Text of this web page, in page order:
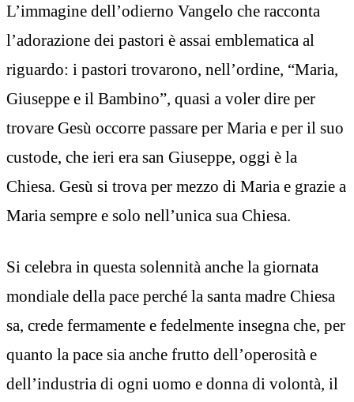
L’immagine dell’odierno Vangelo che racconta
l’adorazione dei pastori è assai emblematica al
riguardo: i pastori trovarono, nell’ordine, “Maria,
Giuseppe e il Bambino”, quasi a voler dire per
trovare Gesù occorre passare per Maria e per il suo
custode, che ieri era san Giuseppe, oggi è la
Chiesa. Gesù si trova per mezzo di Maria e grazie a
Maria sempre e solo nell’unica sua Chiesa.
Si celebra in questa solennità anche la giornata
mondiale della pace perché la santa madre Chiesa
sa, crede fermamente e fedelmente insegna che, per
quanto la pace sia anche frutto dell’operosità e
dell’industria di ogni uomo e donna di volontà, il